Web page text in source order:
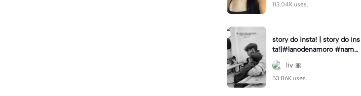
113.04K uses.
story do insta! | story do ins
ta!|#1anodenamoro #namor
o #storynamorados
liv 🎀
53.86K uses.